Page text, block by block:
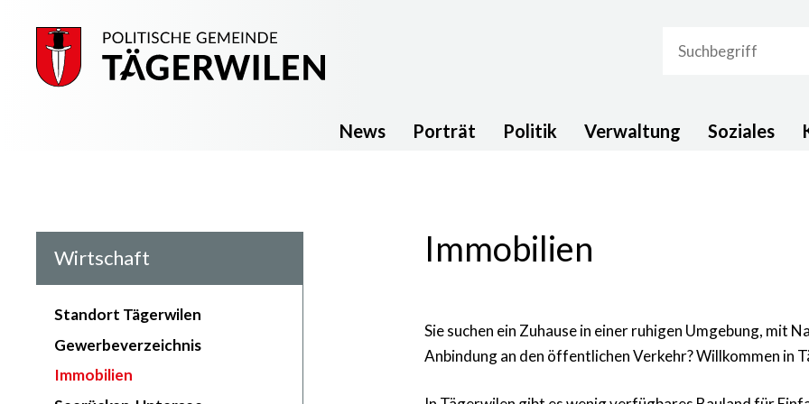
Navigieren in Tägerwilen
Suchbegriff
Hauptnavigation
News Porträt Politik Verwaltung Soziales
Subnavigation von:
Wirtschaft
Standort Tägerwilen
Gewerbeverzeichnis
Immobilien
Immobilien
Sie suchen ein Zuhause in einer ruhigen Umgebung, mit
Anbindung an den öffentlichen Verkehr? Willkommen in